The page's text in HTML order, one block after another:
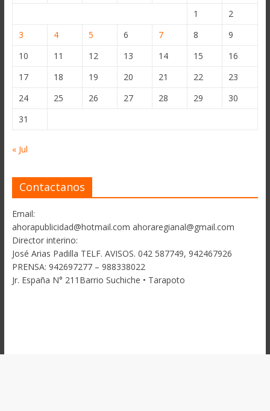
1
2
3
4 5 6 7 8
9
10
11 12 13 14 15
16
17
18 19 20 21 22
23
24
25 26 27 28 29
30
31
« Jul
Contactanos
Email:
ahorapublicidad@hotmail.com ahoraregianal@gmail.com
Director interino:
José Arias Padilla TELF. AVISOS. 042 587749, 942467926
PRENSA: 942697277 – 988338022
Jr. España N° 211Barrio Suchiche • Tarapoto